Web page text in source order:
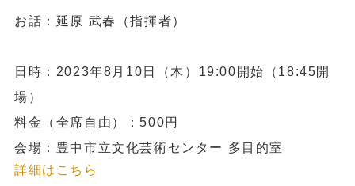
お話：延原 武春（指揮者）
日時：2023年8月10日（木）19:00開始（18:45開
場）
料金（全席自由）：500円
会場：豊中市立文化芸術センター 多目的室
詳細はこちら